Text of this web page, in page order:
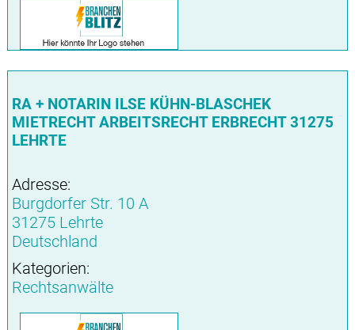
RA + NOTARIN ILSE KÜHN-BLASCHEK
MIETRECHT ARBEITSRECHT ERBRECHT 31275
LEHRTE
Adresse:
Burgdorfer Str. 10 A
31275 Lehrte
Deutschland
Kategorien:
Rechtsanwälte